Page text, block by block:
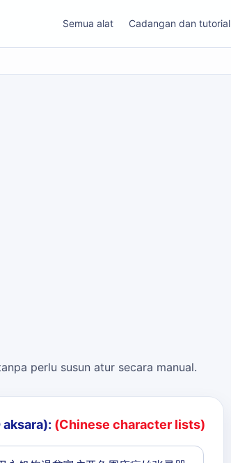
Semua alat Cadangan dan tutorial
perlu susun atur secara manual.
(Chinese character lists)